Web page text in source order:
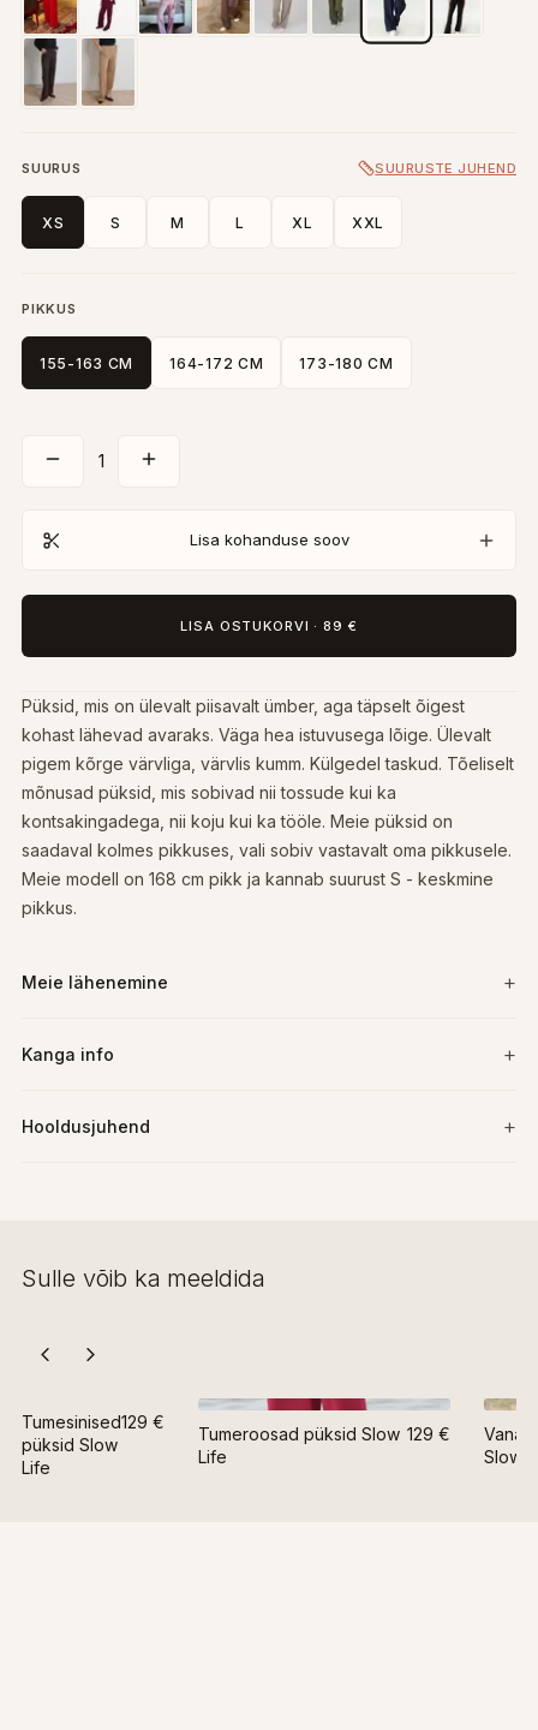
SUURUS SUURUSTE JUHEND
XS S M L XL XXL
PIKKUS
155-163 CM 164-172 CM 173-180 CM
1
Lisa kohanduse soov
LISA OSTUKORVI ·89 €
Püksid, mis on ülevalt piisavalt ümber, aga täpselt õigest
kohast lähevad avaraks. Väga hea istuvusega lõige. Ülevalt
pigem kõrge värvliga, värvlis kumm. Külgedel taskud. Tõeliselt
mõnusad püksid, mis sobivad nii tossude kui ka
kontsakingadega, nii koju kui ka tööle. Meie püksid on
saadaval kolmes pikkuses, vali sobiv vastavalt oma pikkusele.
Meie modell on 168 cm pikk ja kannab suurust S - keskmine
pikkus.
Meie lähenemine
Kanga info
Hooldusjuhend
Sulle võib ka meeldida
Tumesinised
püksid Slow
Life
129 €
Tumeroosad püksid Slow
Life
129 €
Slow